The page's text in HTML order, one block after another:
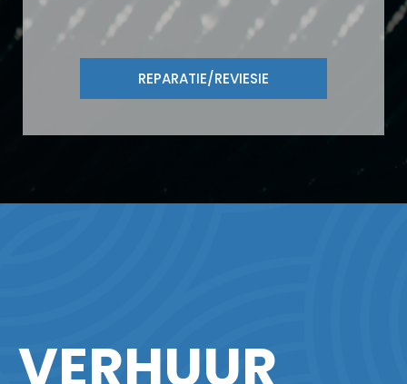
REPARATIE/REVIESIE
VERHUUR